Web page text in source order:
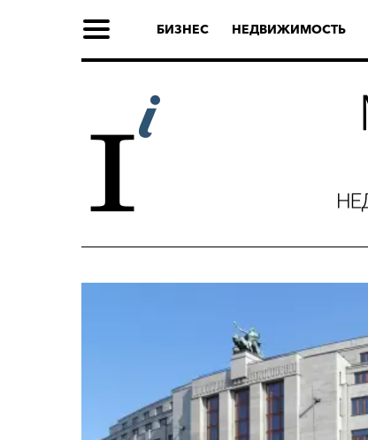
БИЗНЕС НЕДВИЖИМОСТЬ